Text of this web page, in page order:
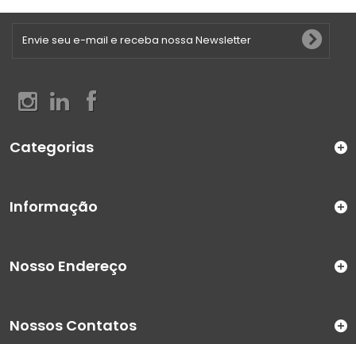
Categorias
Informação
Nosso Endereço
Nossos Contatos